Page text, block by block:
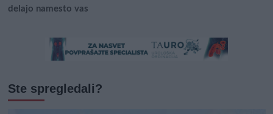
delajo namesto vas
Ste spregledali?